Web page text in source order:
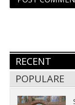
RECENT
POPULARE